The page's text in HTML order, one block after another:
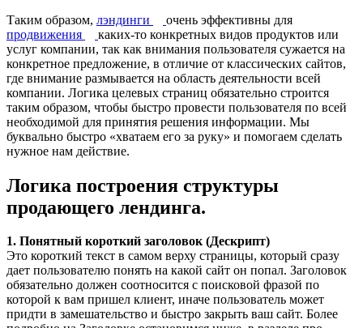
Таким образом, лэндинги
очень эффективны для
продвижения
каких-то конкретных видов продуктов или
услуг компании, так как внимания пользователя сужается на
конкретное предложение, в отличие от классических сайтов,
где внимание размывается на область деятельности всей
компании. Логика целевых страниц обязательно строится
таким образом, чтобы быстро провести пользователя по всей
необходимой для принятия решения информации. Мы
буквально быстро «хватаем его за руку» и помогаем сделать
нужное нам действие.
Логика построения структуры
продающего лендинга.
1. Понятный короткий заголовок (Дескрипт)
Это короткий текст в самом верху страницы, который сразу
дает пользователю понять на какой сайт он попал. Заголовок
обязательно должен соотносится с поисковой фразой по
которой к вам пришел клиент, иначе пользователь может
придти в замешательство и быстро закрыть ваш сайт. Более